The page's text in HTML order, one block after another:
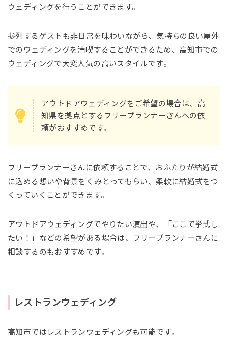
ウェディングを行うことができます。
参列するゲストも非日常を味わいながら、気持ちの良い屋外
でのウェディングを満喫することができるため、高知市での
ウェディングで大変人気の高いスタイルです。
アウトドアウェディングをご希望の場合は、高
知県を拠点とするフリープランナーさんへの依
頼がおすすめです。
フリープランナーさんに依頼することで、おふたりが結婚式
に込める想いや背景をくみとってもらい、柔軟に結婚式をつ
くっていくことができます。
アウトドアウェディングでやりたい演出や、「ここで挙式し
たい！」などの希望がある場合は、フリープランナーさんに
相談するのもおすすめです。
レストランウェディング
高知市ではレストランウェディングも可能です。